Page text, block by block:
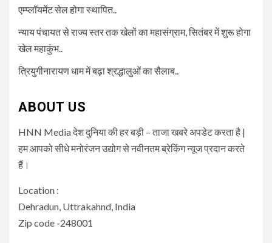
एम्प्लॉयमेंट सेल होगा स्थापित..
न्याय पंचायत से राज्य स्तर तक खेलों का महासंग्राम, सितंबर में शुरू होगा
खेल महाकुंभ..
त्रियुगीनारायण धाम में बढ़ा श्रद्धालुओं का सैलाब..
ABOUT US
HNN Media देश दुनिया की हर बड़ी – ताजा खबरे अपडेट करता है |
हम आपको सीधे मनोरंजन उद्योग से नवीनतम ब्रेकिंग न्यूज प्रदान करते
हैं।
Location :
Dehradun, Uttrakahnd, India
Zip code -248001